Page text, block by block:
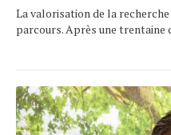
La valorisation de la recherche
parcours. Après une trentaine